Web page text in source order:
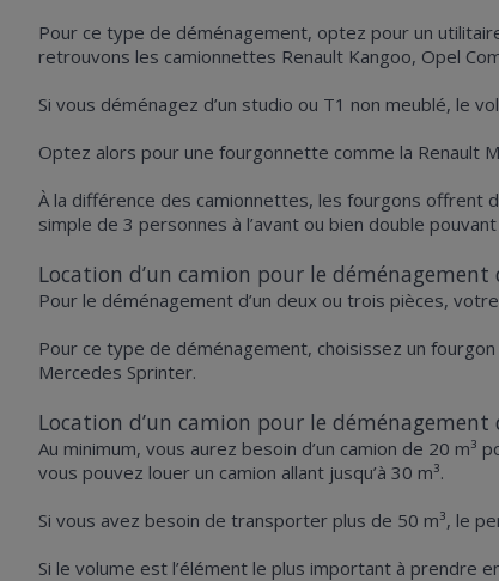
Pour ce type de déménagement, optez pour un
retrouvons les camionnettes Renault Kangoo, Opel
Si vous déménagez d’un studio ou T1 non meublé, le
Optez alors pour une fourgonnette comme la Renault
Àla différence des camionnettes, les fourgons offrent
simple de 3 personnes à l’avant ou bien double
Location d’un camion pour le
Pour le déménagement d’un deux ou trois pièces,
Pour ce type de déménagement, choisissez un
Mercedes Sprinter.
Location d’un camion pour le déménagement
Au minimum, vous aurez besoin d’un camion de 20
vous pouvez louer un camion allant jusqu’à 30 m³.
Si vous avez besoin de transporter plus de 50 m³, le
Si le volume est l’élément le plus important à prendre